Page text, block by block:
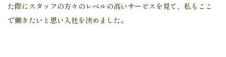
た際に スタッフの方々のレベルの高いサービスを見て、私もここ
で働きたいと思い入社を決めました。